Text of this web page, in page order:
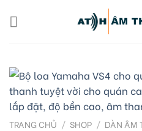
TRANG CHỦ / SHOP / DÀN ÂM